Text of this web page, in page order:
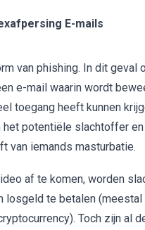
E-mails
van phishing. In dit geval
e-mail waarin wordt
toegang heeft kunnen
het potentiële slachtoffer
van iemands masturbatie.
af te komen, worden
losgeld te betalen
Toch zijn al